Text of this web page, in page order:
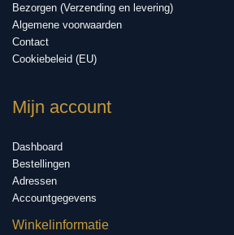
Bezorgen (Verzending en levering)
Algemene voorwaarden
Contact
Cookiebeleid (EU)
Mijn account
Dashboard
Bestellingen
Adressen
Accountgegevens
Winkelinformatie